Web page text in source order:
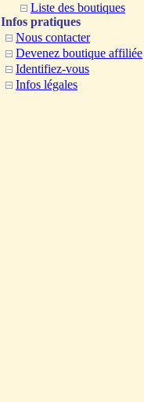
Liste des boutiques
Infos pratiques
Nous contacter
Devenez boutique affiliée
Identifiez-vous
Infos légales